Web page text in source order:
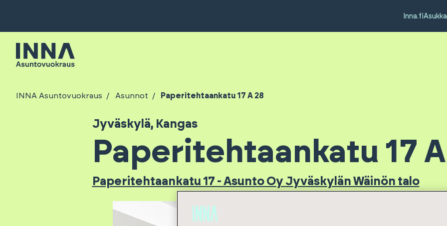
Inna.fi
INNA Asuntovuokraus Asunnot Paperitehtaankatu 17 A 28
Jyväskylä, Kangas
Paperitehtaankatu 17
Paperitehtaankatu 17 - Asunto Oy Jyväskylän Wäinön talo